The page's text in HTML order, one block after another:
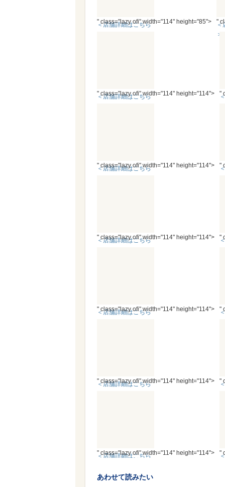
＜店舗詳細はこちら
" class="lazy ofi" width="114" height="85">
＜
＞
"
＜店舗詳細はこちら
" class="lazy ofi" width="114" height="114"> "
＜店舗詳細はこちら
" class="lazy ofi" width="114" height="114"> "
＜店舗詳細はこちら
" class="lazy ofi" width="114" height="114"> "
＜店舗詳細はこちら
" class="lazy ofi" width="114" height="114"> "
＜店舗詳細はこちら
" class="lazy ofi" width="114" height="114"> "
＜店舗詳細はこちら
" class="lazy ofi" width="114" height="114"> "
あわせて読みたい